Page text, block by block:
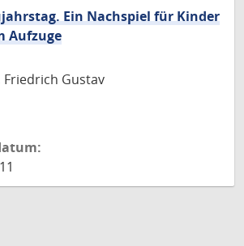
Ein Nachspiel für Kinder
Aufzuge
Friedrich Gustav